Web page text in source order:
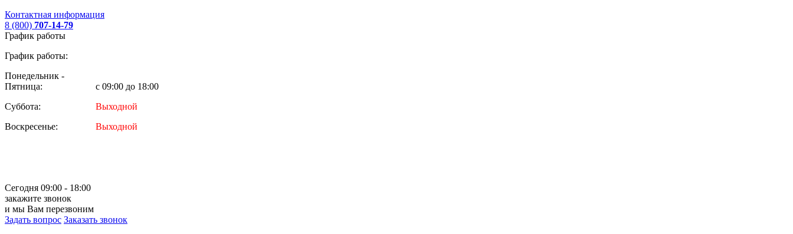
Контактная информация
8 (800) 707-14-79
График работы
График работы:
Понедельник -
Пятница:
с 09:00 до 18:00
Суббота:
Выходной
Воскресенье:
Выходной
Сегодня 09:00 - 18:00
закажите звонок
и мы Вам перезвоним
Задать вопрос Заказать звонок